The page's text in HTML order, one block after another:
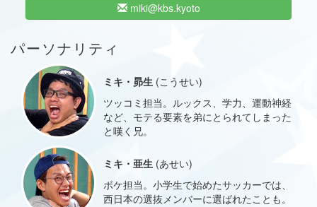
miki@kbs.kyoto
パーソナリティ
ミキ・昴生 (こうせい)
ツッコミ担当。ルックス、学力、運動神経
など、モテる要素を弟にとられてしまった
と嘆く兄。
ミキ・亜生 (あせい)
ボケ担当。小学生で始めたサッカーでは、
西日本の選抜メンバーに選ばれたことも。